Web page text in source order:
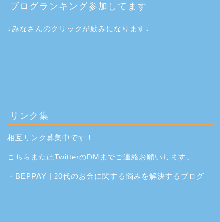
ブログランキング参加してます
↓みなさんのクリックが励みになります↓
リンク集
相互リンク募集中です！
こちら またはTwitterのDMまでご連絡お願いします。
・ BEPPAY | 20代のお金に関する悩みを解決するブログ